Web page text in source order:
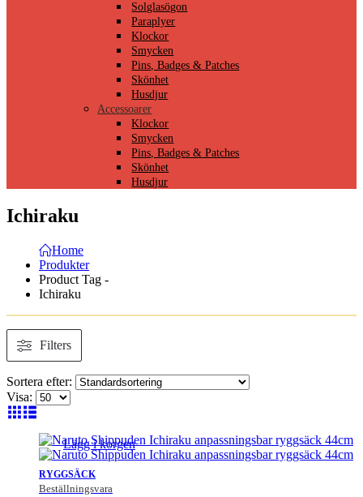
Solglasögon
Paraplyer
Klockor
Smycken
Pins, Badges & Patches
Skönhet
Husdjur
Accessoarer
Klockor
Smycken
Pins, Badges & Patches
Skönhet
Husdjur
Ichiraku
Home
Produkter
Product Tag -
Ichiraku
Filters
Sortera efter:
Visa:
RYGGSÄCK
Beställningsvara
Lägg i korgen